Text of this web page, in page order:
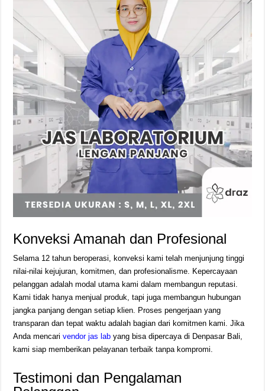
Konveksi Amanah dan Profesional
Selama 12 tahun beroperasi, konveksi kami telah menjunjung tinggi
nilai-nilai kejujuran, komitmen, dan profesionalisme. Kepercayaan
pelanggan adalah modal utama kami dalam membangun reputasi.
Kami tidak hanya menjual produk, tapi juga membangun hubungan
jangka panjang dengan setiap klien. Proses pengerjaan yang
transparan dan tepat waktu adalah bagian dari komitmen kami. Jika
Anda mencarivendor jas lab yang bisa dipercaya di Denpasar Bali,
kami siap memberikan pelayanan terbaik tanpa kompromi.
Testimoni dan Pengalaman